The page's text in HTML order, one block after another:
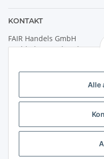
Alle
KONTAKT
FAIR Handels GmbH
(Weltladen Innsbruck)
6020 Innsbruck
Öffnungszeiten: